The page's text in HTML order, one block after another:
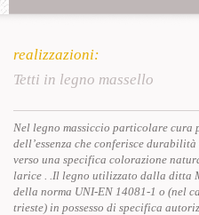
realizzazioni:
Tetti in legno massello
Nel legno massiccio particolare cura
dell’essenza che conferisce
verso una specifica colorazione
larice . .Il legno utilizzato dalla ditta
della norma UNI-EN 14081-1 o (nel
trieste) in possesso di specifica